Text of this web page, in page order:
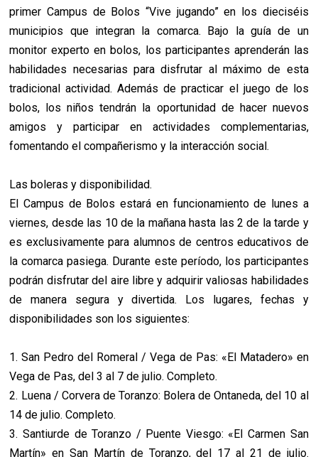
primer Campus de Bolos “Vive jugando” en los dieciséis
municipios que integran la comarca. Bajo la guía de un
monitor experto en bolos, los participantes aprenderán las
habilidades necesarias para disfrutar al máximo de esta
tradicional actividad. Además de practicar el juego de los
bolos, los niños tendrán la oportunidad de hacer nuevos
amigos y participar en actividades complementarias,
fomentando el compañerismo y la interacción social.
Las boleras y disponibilidad.
El Campus de Bolos estará en funcionamiento de lunes a
viernes, desde las 10 de la mañana hasta las 2 de la tarde y
es exclusivamente para alumnos de centros educativos de
la comarca pasiega. Durante este período, los participantes
podrán disfrutar del aire libre y adquirir valiosas habilidades
de manera segura y divertida. Los lugares, fechas y
disponibilidades son los siguientes:
1. San Pedro del Romeral / Vega de Pas: «El Matadero» en
Vega de Pas, del 3 al 7 de julio. Completo.
2. Luena / Corvera de Toranzo: Bolera de Ontaneda, del 10 al
14 de julio. Completo.
3. Santiurde de Toranzo / Puente Viesgo: «El Carmen San
Martín» en San Martín de Toranzo, del 17 al 21 de julio.